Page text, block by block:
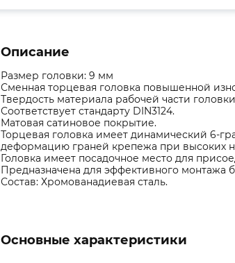
Описание
Размер головки: 9 мм
Сменная торцевая головка повышенной
Твердость материала рабочей части
Соответствует стандарту DIN3124.
Матовая сатиновое покрытие.
Торцевая головка имеет динамический 6-
деформацию граней крепежа при высоких
Головка имеет посадочное место для
Предназначена для эффективного монтажа
Состав: Хромованадиевая сталь.
Основные характеристики